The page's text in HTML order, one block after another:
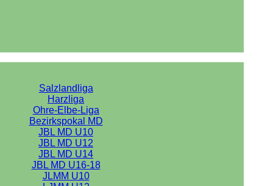
Salzlandliga
Harzliga
Ohre-Elbe-Liga
Bezirkspokal MD
JBL MD U10
JBL MD U12
JBL MD U14
JBL MD U16-18
JLMM U10